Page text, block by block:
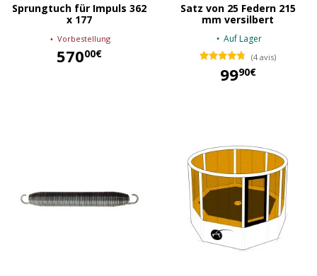
Sprungtuch für Impuls 362
x 177
Vorbestellung
57000€
Satz von 25 Federn 215
mm versilbert
Auf Lager
(4 avis)
9990€